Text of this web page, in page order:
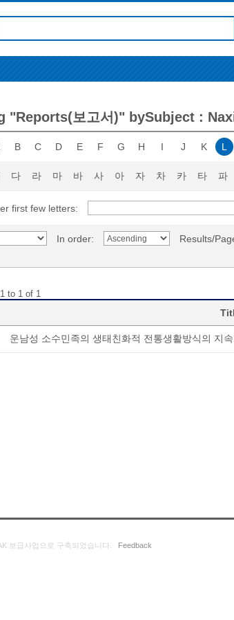
"Reports(보고서)" bySubject :
B C D E F G H I J K L
다 라 마 바 사 아 자 차 카 타 파
first few letters:
In order: Results/
to 1 of 1
운남성 소수민족의 생태친화적 전통생활방식의 지
보급사업으로 구축되었습니다. Feedback